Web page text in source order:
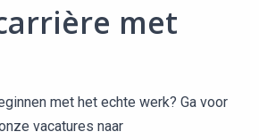
met
met het echte werk? Ga voor
vacatures naar